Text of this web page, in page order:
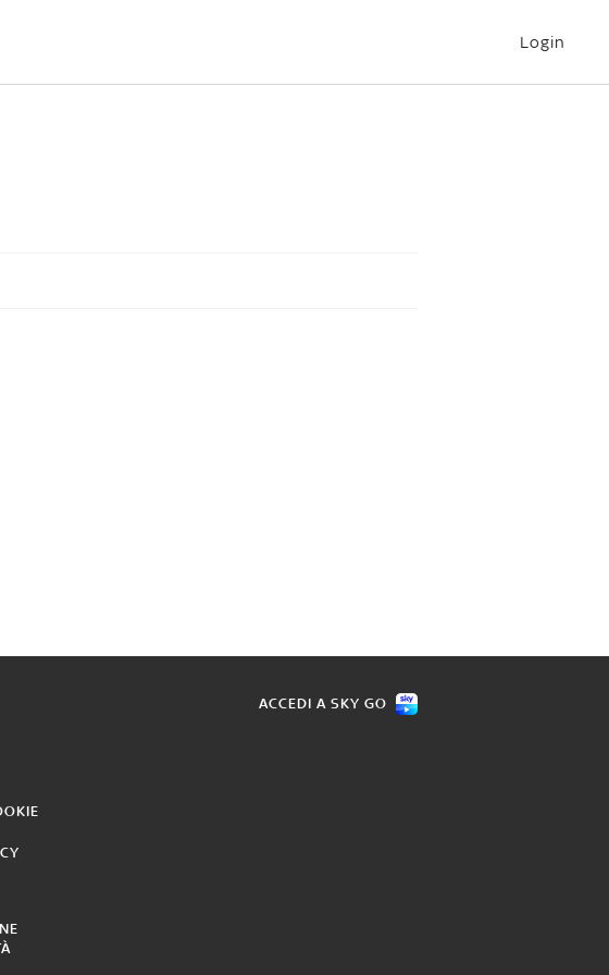
Login
ACCEDI A SKY GO